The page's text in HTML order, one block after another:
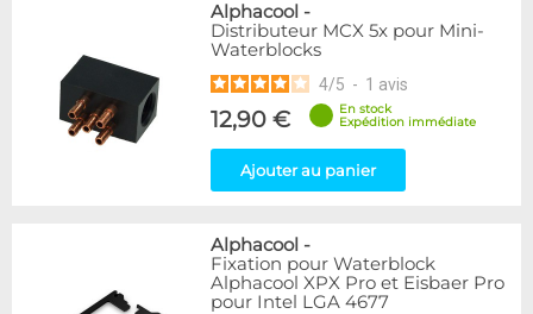
Alphacool -
Distributeur MCX 5x pour Mini-
Waterblocks
4/5 - 1 avis
12,90 €
En stock
Expédition immédiate
Ajouter au panier
Alphacool -
Fixation pour Waterblock
Alphacool XPX Pro et Eisbaer Pro
pour Intel LGA 4677